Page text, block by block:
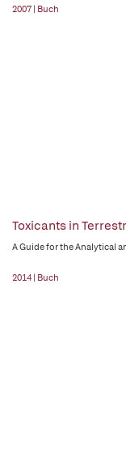
2007 | Buch
Toxicants in
A Guide for the Analytical
2014 | Buch